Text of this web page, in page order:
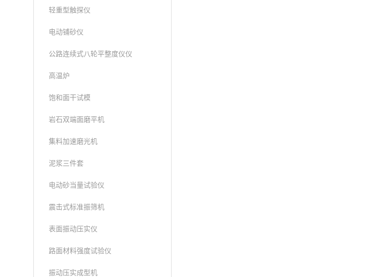
轻重型触探仪
电动铺砂仪
公路连续式八轮平整度仪仪
高温炉
饱和面干试模
岩石双端面磨平机
集料加速磨光机
泥浆三件套
电动砂当量试验仪
震击式标准振筛机
表面振动压实仪
路面材料强度试验仪
振动压实成型机